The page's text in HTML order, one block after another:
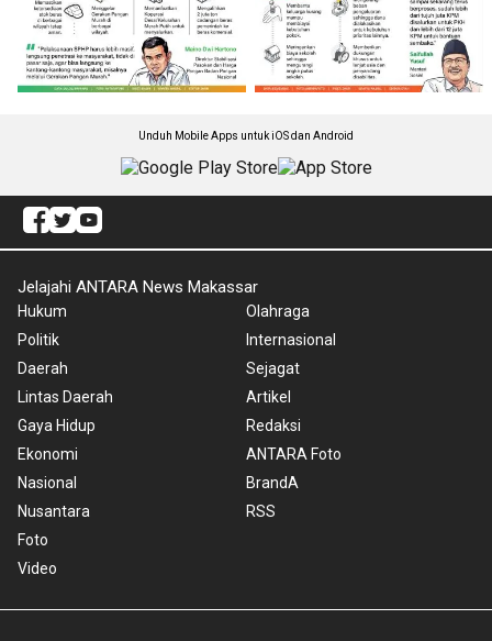
Unduh Mobile Apps untuk iOS dan Android
Jelajahi ANTARA News Makassar
Hukum
Politik
Daerah
Lintas Daerah
Gaya Hidup
Ekonomi
Nasional
Nusantara
Foto
Video
Olahraga
Internasional
Sejagat
Artikel
Redaksi
ANTARA Foto
BrandA
RSS